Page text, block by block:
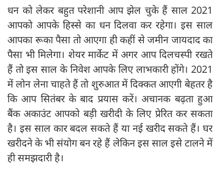
धन को लेकर बहुत परेशानी आप झेल चुके हैं साल 2021
आपको आपके हिस्से का धन दिलवा कर रहेगा। इस साल
आपका रूका पैसा तो आएगा ही कहीं से जमीन जायदाद का
पैसा भी मिलेगा। शेयर मार्केट में अगर आप दिलचस्पी रखते
हैं तो इस साल के निवेश आपके लिए लाभकारी होंगे। 2021
में लोन लेना चाहते हैं तो शुरुआत में दिक्कत आएगी बेहतर है
कि आप सितंबर के बाद प्रयास करें। अचानक बढ़ता हुआ
बैंक अकाउंट आपको बड़ी खरीदी के लिए प्रेरित कर सकता
है। इस साल कार बदल सकते हैं या नई खरीद सकते हैं। घर
खरीदने के भी संयोग बन रहे हैं लेकिन इस साल इसे टालने में
ही समझदारी है।